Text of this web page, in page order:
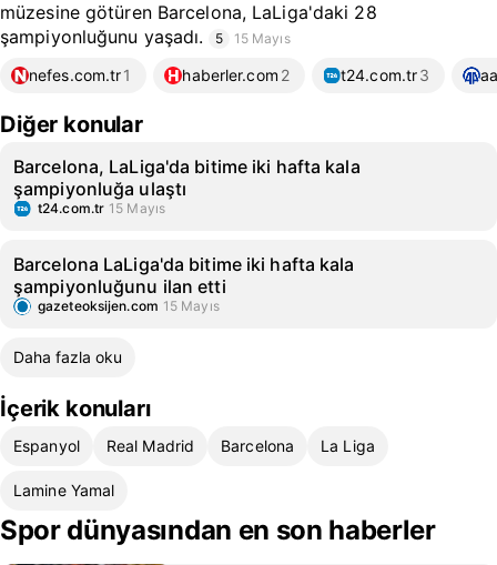
müzesine götüren Barcelona, LaLiga'daki 28
şampiyonluğunu yaşadı.
5 15 Mayıs
nefes.com.tr1 haberler.com 2 t24.com.tr3
Diğer konular
Barcelona, LaLiga'da bitime iki hafta kala
şampiyonluğa ulaştı
t24.com.tr 15 Mayıs
Barcelona LaLiga'da bitime iki hafta kala
şampiyonluğunu ilan etti
gazeteoksijen.com 15 Mayıs
Daha fazla oku
İçerik konuları
Espanyol Real Madrid Barcelona La Liga
Lamine Yamal
Spor dünyasından en son haberler